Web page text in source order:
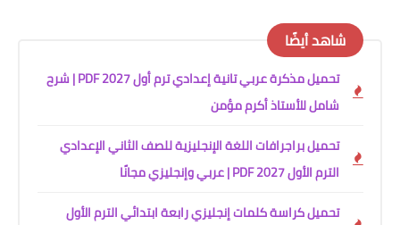
شاهد أيضًا
تحميل مذكرة عربي تانية إعدادي ترم أول 2027 PDF | شرح
شامل للأستاذ أكرم مؤمن
تحميل براجرافات اللغة الإنجليزية للصف الثاني الإعدادي
الترم الأول 2027 PDF | عربي وإنجليزي مجانًا
تحميل كراسة كلمات إنجليزي رابعة ابتدائي الترم الأول